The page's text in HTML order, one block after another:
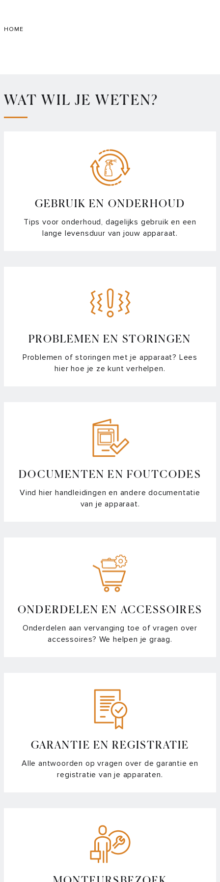
Main
HOME
WAT WIL JE WETEN?
GEBRUIK EN ONDERHOUD
Tips voor onderhoud, dagelijks gebruik en een
lange levensduur van jouw apparaat.
PROBLEMEN EN STORINGEN
Problemen of storingen met je apparaat? Lees
hier hoe je ze kunt verhelpen.
DOCUMENTEN EN FOUTCODES
Vind hier handleidingen en andere documentatie
van je apparaat.
ONDERDELEN EN ACCESSOIRES
Onderdelen aan vervanging toe of vragen over
accessoires? We helpen je graag.
GARANTIE EN REGISTRATIE
Alle antwoorden op vragen over de garantie en
registratie van je apparaten.